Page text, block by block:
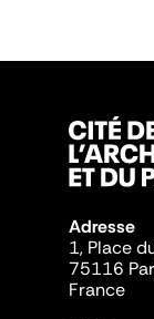
Adresse
1, Place
75116
France